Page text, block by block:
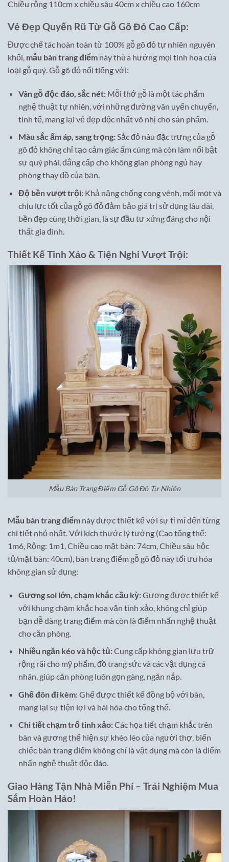
Chiều rộng 110cm x chiều sâu 40cm x chiều cao 160cm
Vẻ Đẹp Quyến Rũ Từ Gỗ Gõ Đỏ Cao Cấp:
Được chế tác hoàn toàn từ 100% gỗ gõ đỏ tự nhiên nguyên
khối, mẫu bàn trang điểm này thừa hưởng mọi tinh hoa của
loại gỗ quý. Gỗ gõ đỏ nổi tiếng với:
Vân gỗ độc đáo, sắc nét:Mỗi thớ gỗ là một tác phẩm
nghệ thuật tự nhiên, với những đường vân uyển chuyển,
tinh tế, mang lại vẻ đẹp độc nhất vô nhị cho sản phẩm.
Màu sắc ấm áp, sang trọng:Sắc đỏ nâu đặc trưng của gỗ
gõ đỏ không chỉ tạo cảm giác ấm cúng mà còn làm nổi bật
sự quý phái, đẳng cấp cho không gian phòng ngủ hay
phòng thay đồ của bạn.
Độ bền vượt trội:Khả năng chống cong vênh, mối mọt và
chịu lực tốt của gỗ gõ đỏ đảm bảo giá trị sử dụng lâu dài,
bền đẹp cùng thời gian, là sự đầu tư xứng đáng cho nội
thất gia đình.
Thiết Kế Tinh Xảo & Tiện Nghi Vượt Trội:
Mẫu Bàn Trang Điểm Gỗ Gõ Đỏ Tự Nhiên
Mẫu bàn trang điểm này được thiết kế với sự tỉ mỉ đến từng
chi tiết nhỏ nhất. Với kích thước lý tưởng (Cao tổng thể:
1m6, Rộng: 1m1, Chiều cao mặt bàn: 74cm, Chiều sâu hộc
tủ/mặt bàn: 40cm), bàn trang điểm gỗ gõ đỏ này tối ưu hóa
không gian sử dụng:
Gương soi lớn, chạm khắc cầu kỳ:Gương được thiết kế
với khung chạm khắc hoa văn tinh xảo, không chỉ giúp
bạn dễ dàng trang điểm mà còn là điểm nhấn nghệ thuật
cho căn phòng.
Nhiều ngăn kéo và hộc tủ:Cung cấp không gian lưu trữ
rộng rãi cho mỹ phẩm, đồ trang sức và các vật dụng cá
nhân, giúp căn phòng luôn gọn gàng, ngăn nắp.
Ghế đôn đi kèm:Ghế được thiết kế đồng bộ với bàn,
mang lại sự tiện lợi và hài hòa cho tổng thể.
Chi tiết chạm trổ tinh xảo:Các họa tiết chạm khắc trên
bàn và gương thể hiện sự khéo léo của người thợ, biến
chiếc bàn trang điểm không chỉ là vật dụng mà còn là điểm
nhấn nghệ thuật độc đáo.
Giao Hàng Tận Nhà Miễn Phí – Trải Nghiệm Mua
Sắm Hoàn Hảo!